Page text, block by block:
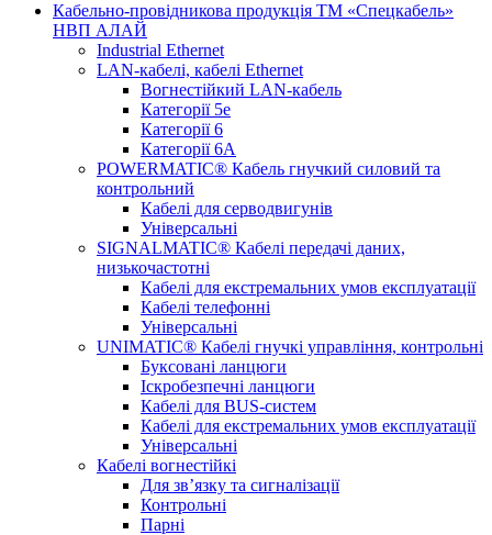
Кабельно-провідникова продукція ТМ «Спецкабель»
НВП АЛАЙ
Industrial Ethernet
LAN-кабелі, кабелі Ethernet
Вогнестійкий LAN-кабель
Категорії 5е
Категорії 6
Категорії 6А
POWERMATIC® Кабель гнучкий силовий та
контрольний
Кабелі для серводвигунів
Універсальні
SIGNALMATIC® Кабелі передачі даних,
низькочастотні
Кабелі для екстремальних умов експлуатації
Кабелі телефонні
Універсальні
UNIMATIC® Кабелі гнучкі управління, контрольні
Буксовані ланцюги
Іскробезпечні ланцюги
Кабелі для BUS-систем
Кабелі для екстремальних умов експлуатації
Універсальні
Кабелі вогнестійкі
Для зв’язку та сигналізації
Контрольні
Парні